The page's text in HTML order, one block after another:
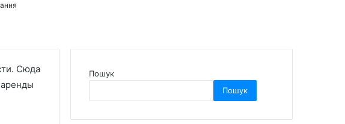
Сюда
Пошук
Пошук